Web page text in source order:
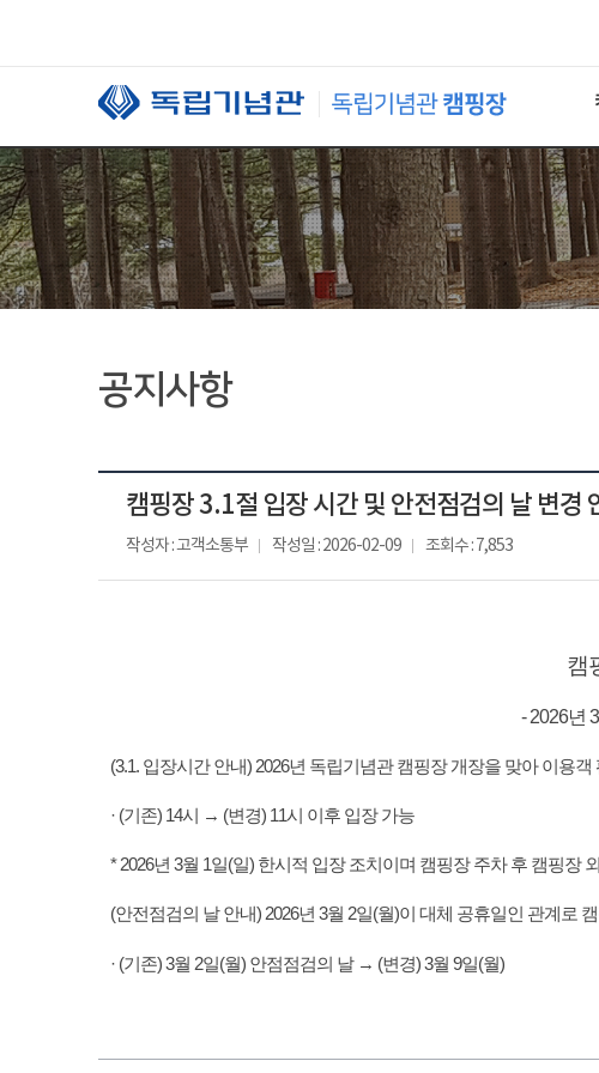
공지사항
캠핑장 3.1절 입장 시간 및 안전점검의 날 변경
작성자 : 고객소통부 작성일 : 2026-02-09 조회수 : 7,853
캠
- 2026년
(3.1. 입장시간 안내) 2026년 독립기념관 캠핑장 개장을 맞아 이용
· (기존) 14시 → (변경) 11시 이후 입장 가능
* 2026년 3월 1일(일) 한시적 입장 조치이며 캠핑장 주차 후 캠핑장
(안전점검의 날 안내) 2026년 3월 2일(월)이 대체 공휴일인 관계로
· (기존) 3월 2일(월) 안점점검의 날 → (변경) 3월 9일(월)